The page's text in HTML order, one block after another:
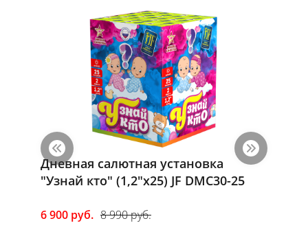
Дневная салютная установка
"Узнай кто" (1,2"х25) JF DMC30-25
6 900 руб. 8 990 руб.